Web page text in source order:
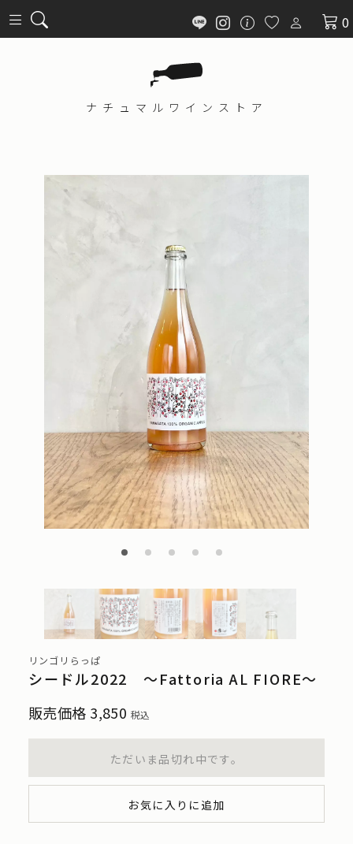
0
ナチュマル ワインストア
リンゴリらっぱ
シードル2022 ～Fattoria AL FIORE～
販売価格 3,850 税込
ただいま品切れ中です。
お気に入りに追加